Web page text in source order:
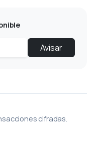
Avisar
cifradas.